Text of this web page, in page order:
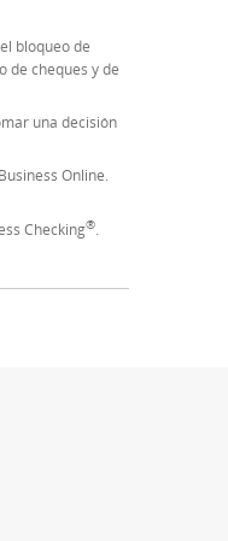
bloqueo de
de cheques y de
una decisión
Online.
Checking®